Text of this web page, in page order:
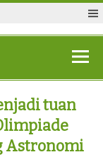
tuan
Astronomi